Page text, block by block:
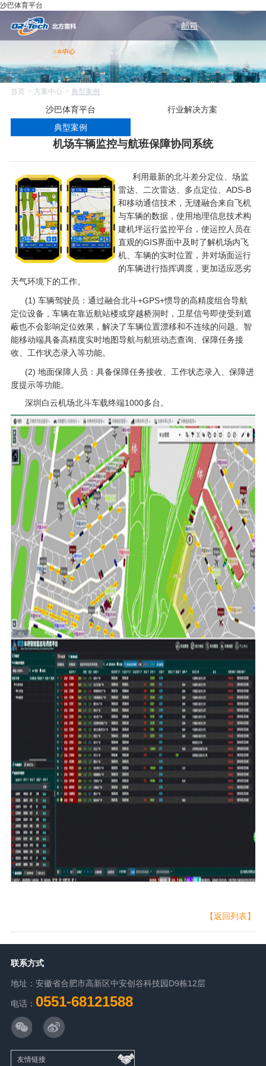
沙巴体育平台
邮箱
首页 方案中心 典型案例
沙巴体育平台
行业解决方案
典型案例
机场车辆监控与航班保障协同系统
利用最新的北斗差分定位、场监
雷达、二次雷达、多点定位、ADS-B
和移动通信技术，无缝融合来自飞机
与车辆的数据，使用地理信息技术构
建机坪运行监控平台，使运控人员在
直观的GIS界面中及时了解机场内飞
机、车辆的实时位置，并对场面运行
的车辆进行指挥调度，更加适应恶劣
天气环境下的工作。
(1) 车辆驾驶员：通过融合北斗+GPS+惯导的高精度组合导航
定位设备，车辆在靠近航站楼或穿越桥洞时，卫星信号即使受到遮
蔽也不会影响定位效果，解决了车辆位置漂移和不连续的问题。智
能移动端具备高精度实时地图导航与航班动态查询、保障任务接
收、工作状态录入等功能。
(2) 地面保障人员：具备保障任务接收、工作状态录入、保障进
度提示等功能。
深圳白云机场北斗车载终端1000多台。
【返回列表】
联系方式
地址：安徽省合肥市高新区中安创谷科技园D9栋12层
电话： 0551-68121588